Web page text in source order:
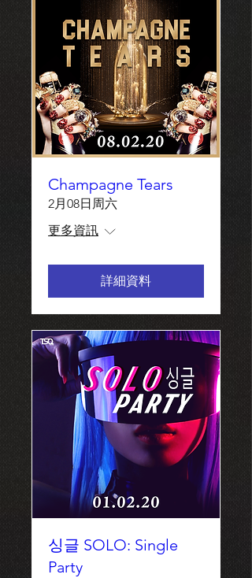
Champagne Tears
2月08日周六
更多資訊
詳細資料
싱글 SOLO: Single
Party